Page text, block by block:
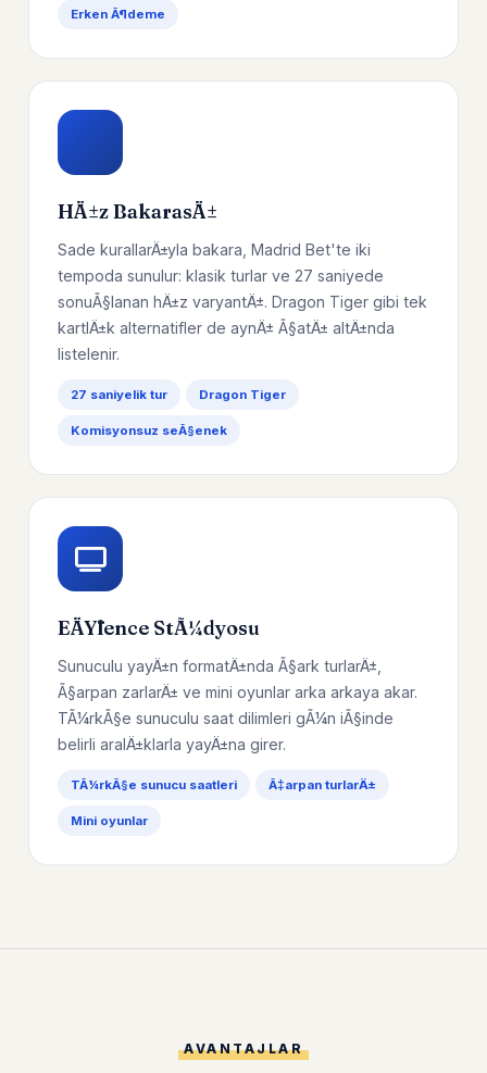
Erken Ã¶deme
HÄ±z BakarasÄ±
Sade kurallarÄ±yla bakara, Madrid Bet'te iki
tempoda sunulur: klasik turlar ve 27 saniyede
sonuÃ§lanan hÄ±z varyantÄ±. Dragon Tiger gibi tek
kartlÄ±k alternatifler de aynÄ± Ã§atÄ± altÄ±nda
listelenir.
27 saniyelik tur Dragon Tiger
Komisyonsuz seÃ§enek
EÄŸlence StÃ¼dyosu
Sunuculu yayÄ±n formatÄ±nda Ã§ark turlarÄ±,
Ã§arpan zarlarÄ± ve mini oyunlar arka arkaya akar.
TÃ¼rkÃ§e sunuculu saat dilimleri gÃ¼n iÃ§inde
belirli aralÄ±klarla yayÄ±na girer.
TÃ¼rkÃ§e sunucu saatleri Ã‡arpan turlarÄ±
Mini oyunlar
AVANTAJLAR